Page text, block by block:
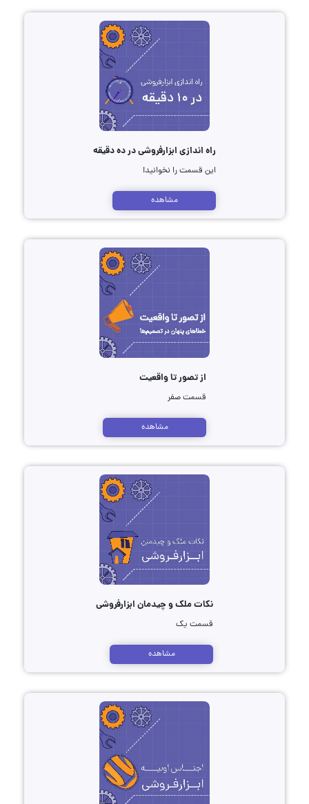
راه اندازی ابزارفروشی در ده دقیقه
این قسمت را نخوانید!
مشاهده
از تصور تا واقعیت
قسمت صفر
مشاهده
نکات ملک و چیدمان ابزارفروشی
قسمت یک
مشاهده